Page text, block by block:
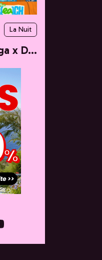
La Nuit
It's B(ea)ch Party #7 - Gaga x Dua